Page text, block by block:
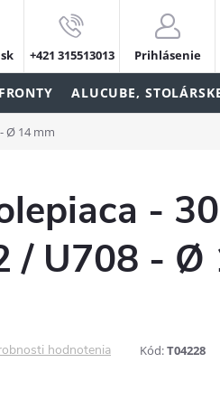
+421 315513013 Prihlásenie
ALUCUBE,
Ø 14 mm
-
/ U708 - Ø
hodnotenia Kód:T04228